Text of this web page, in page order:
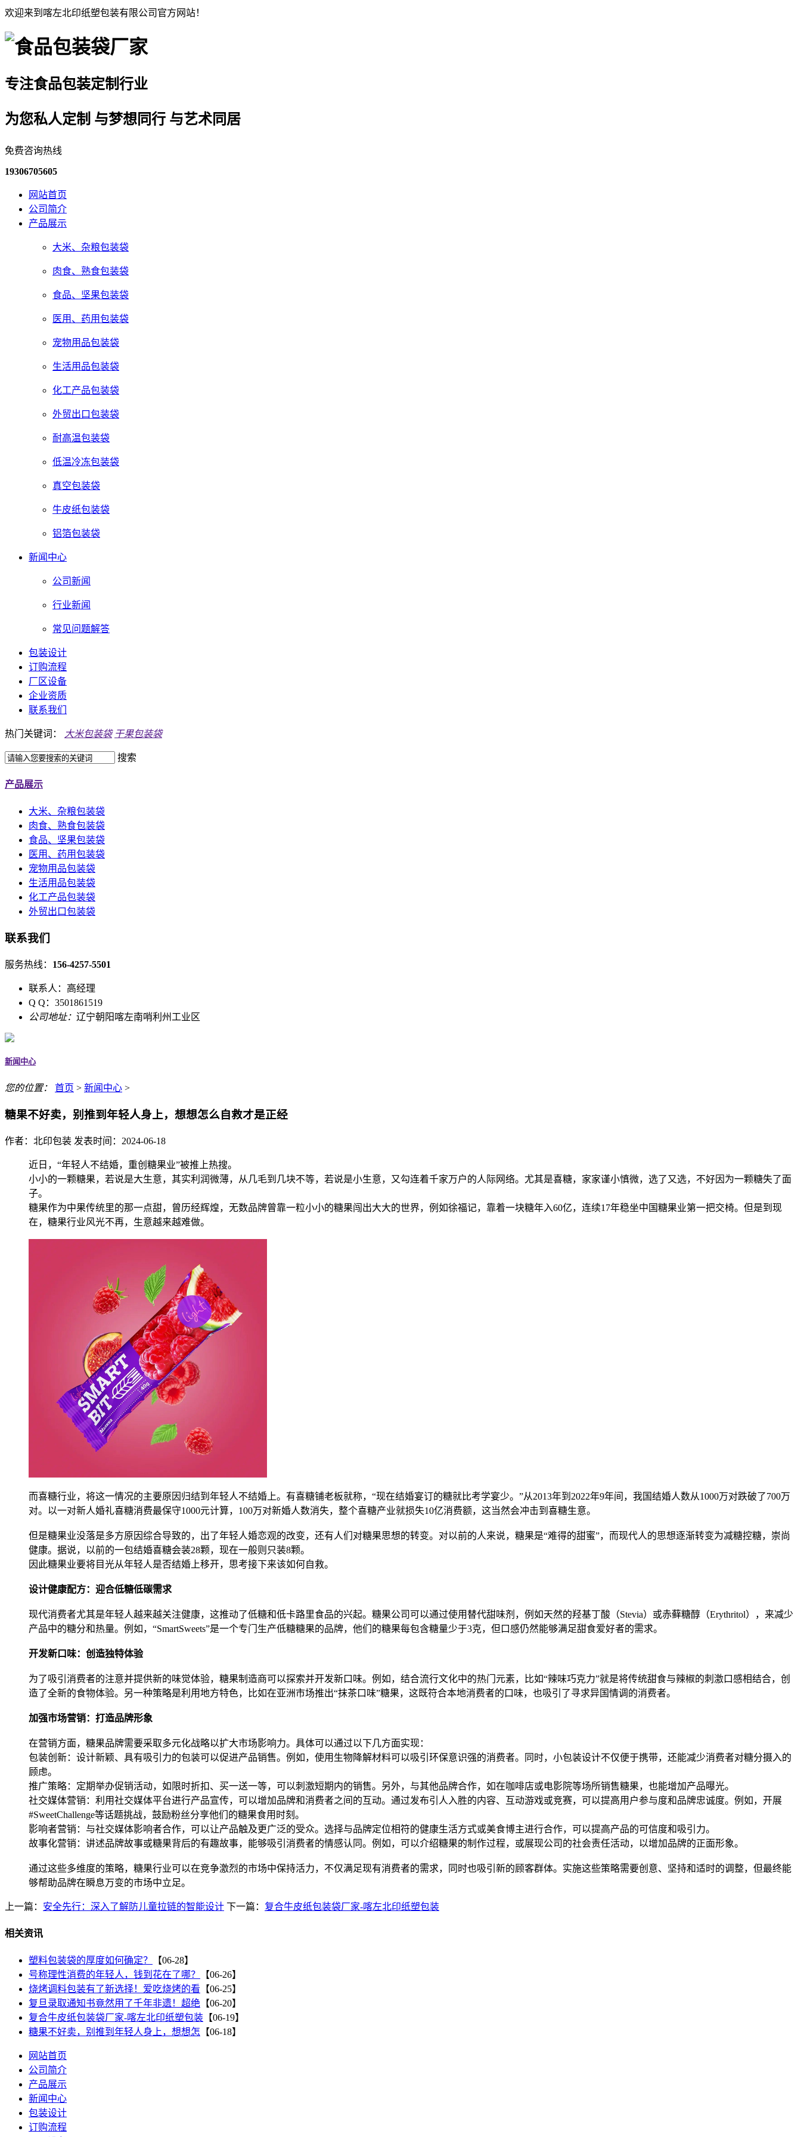
欢迎来到喀左北印纸塑包装有限公司官方网站！
专注食品包装定制行业
为您私人定制 与梦想同行 与艺术同居
免费咨询热线
19306705605
网站首页
公司简介
产品展示
大米、杂粮包装袋
肉食、熟食包装袋
食品、坚果包装袋
医用、药用包装袋
宠物用品包装袋
生活用品包装袋
化工产品包装袋
外贸出口包装袋
耐高温包装袋
低温冷冻包装袋
真空包装袋
牛皮纸包装袋
铝箔包装袋
新闻中心
公司新闻
行业新闻
常见问题解答
包装设计
订购流程
厂区设备
企业资质
联系我们
热门关键词： 大米包装袋 干果包装袋
搜索
产品展示
大米、杂粮包装袋
肉食、熟食包装袋
食品、坚果包装袋
医用、药用包装袋
宠物用品包装袋
生活用品包装袋
化工产品包装袋
外贸出口包装袋
联系我们
服务热线： 156-4257-5501
联系人：高经理
Q Q：3501861519
公司地址： 辽宁朝阳喀左南哨利州工业区
新闻中心
您的位置： 首页 > 新闻中心 >
糖果不好卖，别推到年轻人身上，想想怎么自救才是正经
作者：北印包装 发表时间：2024-06-18
近日，“年轻人不结婚，重创糖果业”被推上热搜。
小小的一颗糖果，若说是大生意，其实利润微薄，从几毛到几块不等，若说是小生意，又勾连着千家万户的人际网络。尤其是喜糖，家家谨小慎微，选了又选，不好因为一颗糖失了面
子。
糖果作为中果传统里的那一点甜，曾历经辉煌，无数品牌曾靠一粒小小的糖果闯出大大的世界，例如徐福记，靠着一块糖年入60亿，连续17年稳坐中国糖果业第一把交椅。但是到现
在，糖果行业风光不再，生意越来越难做。
而喜糖行业，将这一情况的主要原因归结到年轻人不结婚上。有喜糖铺老板就称，“现在结婚宴订的糖就比考学宴少。”从2013年到2022年9年间，我国结婚人数从1000万对跌破了700万
对。以一对新人婚礼喜糖消费最保守1000元计算，100万对新婚人数消失，整个喜糖产业就损失10亿消费额，这当然会冲击到喜糖生意。
但是糖果业没落是多方原因综合导致的，出了年轻人婚恋观的改变，还有人们对糖果思想的转变。对以前的人来说，糖果是“难得的甜蜜”，而现代人的思想逐渐转变为减糖控糖，崇尚
健康。据说，以前的一包结婚喜糖会装28颗，现在一般则只装8颗。
因此糖果业要将目光从年轻人是否结婚上移开，思考接下来该如何自救。
设计健康配方：迎合低糖低碳需求
现代消费者尤其是年轻人越来越关注健康，这推动了低糖和低卡路里食品的兴起。糖果公司可以通过使用替代甜味剂，例如天然的羟基丁酸（Stevia）或赤藓糖醇（Erythritol），来减少
产品中的糖分和热量。例如，“SmartSweets”是一个专门生产低糖糖果的品牌，他们的糖果每包含糖量少于3克，但口感仍然能够满足甜食爱好者的需求。
开发新口味：创造独特体验
为了吸引消费者的注意并提供新的味觉体验，糖果制造商可以探索并开发新口味。例如，结合流行文化中的热门元素，比如“辣味巧克力”就是将传统甜食与辣椒的刺激口感相结合，创
造了全新的食物体验。另一种策略是利用地方特色，比如在亚洲市场推出“抹茶口味”糖果，这既符合本地消费者的口味，也吸引了寻求异国情调的消费者。
加强市场营销：打造品牌形象
在营销方面，糖果品牌需要采取多元化战略以扩大市场影响力。具体可以通过以下几方面实现：
包装创新：设计新颖、具有吸引力的包装可以促进产品销售。例如，使用生物降解材料可以吸引环保意识强的消费者。同时，小包装设计不仅便于携带，还能减少消费者对糖分摄入的
顾虑。
推广策略：定期举办促销活动，如限时折扣、买一送一等，可以刺激短期内的销售。另外，与其他品牌合作，如在咖啡店或电影院等场所销售糖果，也能增加产品曝光。
社交媒体营销：利用社交媒体平台进行产品宣传，可以增加品牌和消费者之间的互动。通过发布引人入胜的内容、互动游戏或竞赛，可以提高用户参与度和品牌忠诚度。例如，开展
#SweetChallenge等话题挑战，鼓励粉丝分享他们的糖果食用时刻。
影响者营销：与社交媒体影响者合作，可以让产品触及更广泛的受众。选择与品牌定位相符的健康生活方式或美食博主进行合作，可以提高产品的可信度和吸引力。
故事化营销：讲述品牌故事或糖果背后的有趣故事，能够吸引消费者的情感认同。例如，可以介绍糖果的制作过程，或展现公司的社会责任活动，以增加品牌的正面形象。
通过这些多维度的策略，糖果行业可以在竞争激烈的市场中保持活力，不仅满足现有消费者的需求，同时也吸引新的顾客群体。实施这些策略需要创意、坚持和适时的调整，但最终能
够帮助品牌在瞬息万变的市场中立足。
上一篇： 安全先行：深入了解防儿童拉链的智能设计 下一篇： 复合牛皮纸包装袋厂家-喀左北印纸塑包装
相关资讯
塑料包装袋的厚度如何确定？
【06-28】
号称理性消费的年轻人，钱到花在了哪？
【06-26】
烧烤调料包装有了新选择！爱吃烧烤的看 【06-25】
复旦录取通知书竟然用了千年非遗！超绝 【06-20】
复合牛皮纸包装袋厂家-喀左北印纸塑包装 【06-19】
糖果不好卖，别推到年轻人身上，想想怎 【06-18】
网站首页
公司简介
产品展示
新闻中心
包装设计
订购流程